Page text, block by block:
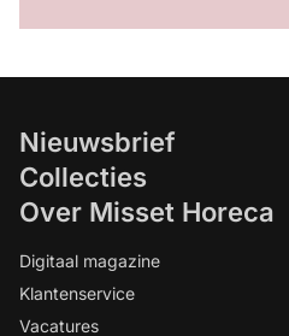
Nieuwsbrief
Collecties
Over Misset Horeca
Digitaal magazine
Klantenservice
Vacatures